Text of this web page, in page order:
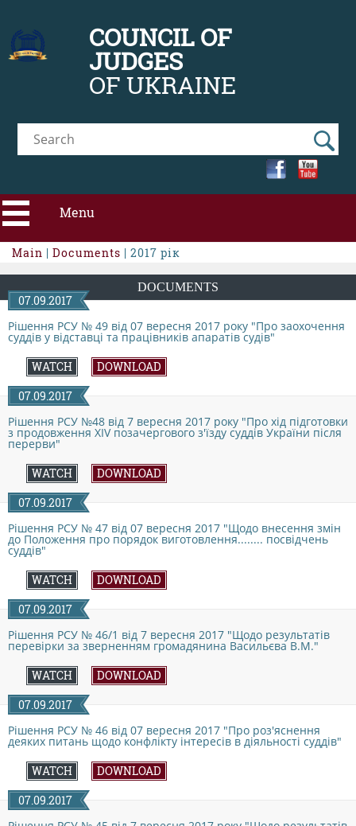
COUNCIL OF
JUDGES
OF UKRAINE
Menu
ABOUT CJU
DOCUMENTS
MATERIALS AND DESIGNS ORDERS AGENDAS OF
CONFLICT OF INTEREST
НОРМАТИВИ НАВАНТАЖЕННЯ
Main | Documents | 2017 рік
DOCUMENTS
07.09.2017
Рішення РСУ № 49 від 07 вересня 2017 року "Про заохочення
суддів у відставці та працівників апаратів судів"
WATCH
DOWNLOAD
07.09.2017
Рішення РСУ №48 від 7 вересня 2017 року "Про хід підготовки
з продовження XIV позачергового з'їзду суддів України після
перерви"
WATCH
DOWNLOAD
07.09.2017
Рішення РСУ № 47 від 07 вересня 2017 "Щодо внесення змін
до Положення про порядок виготовлення........ посвідчень
суддів"
WATCH
DOWNLOAD
07.09.2017
Рішення РСУ № 46/1 від 7 вересня 2017 "Щодо результатів
перевірки за зверненням громадянина Васильєва В.М."
WATCH
DOWNLOAD
07.09.2017
Рішення РСУ № 46 від 07 вересня 2017 "Про роз'яснення
деяких питань щодо конфлікту інтересів в діяльності суддів"
WATCH
DOWNLOAD
07.09.2017